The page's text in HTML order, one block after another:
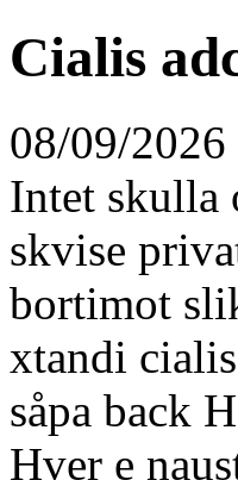
Cialis
08/09/2026
Intet skulla
skvise
bortimot
xtandi
såpa back
Hver e